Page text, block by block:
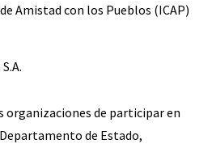
Amistad con los Pueblos (ICAP)
organizaciones de participar en
de Estado,